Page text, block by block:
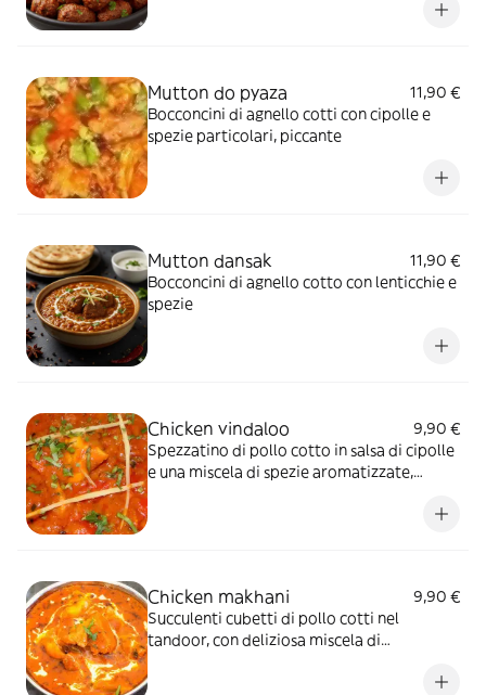
Mutton do pyaza
11,90 €
Bocconcini di agnello cotti con cipolle e
spezie particolari, piccante
Mutton dansak
11,90 €
Bocconcini di agnello cotto con lenticchie e
spezie
Chicken vindaloo
9,90 €
Spezzatino di pollo cotto in salsa di cipolle
e una miscela di spezie aromatizzate,
Chicken makhani
9,90 €
Succulenti cubetti di pollo cotti nel
tandoor, con deliziosa miscela di